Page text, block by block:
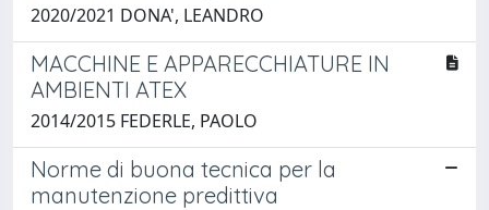
2020/2021 DONA', LEANDRO
MACCHINE E APPARECCHIATURE IN
AMBIENTI ATEX
2014/2015 FEDERLE, PAOLO
Norme di buona tecnica per la
manutenzione predittiva